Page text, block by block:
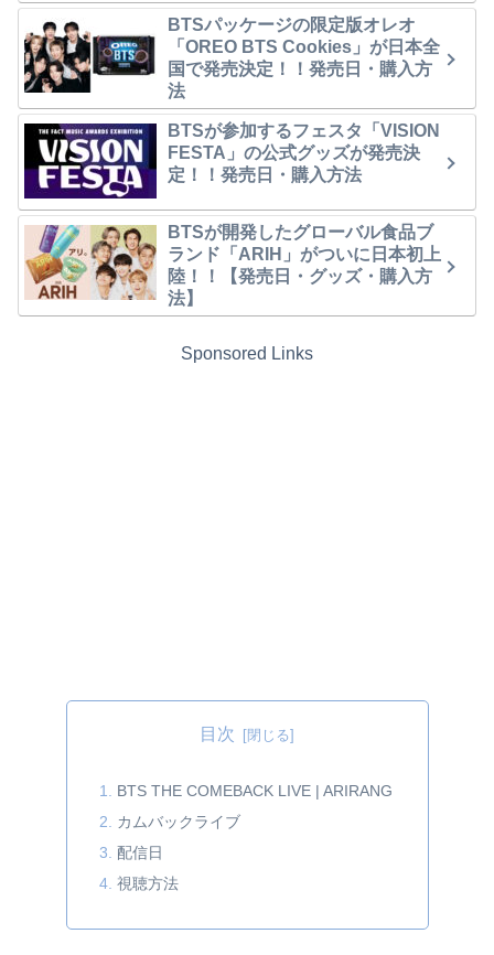
BTSパッケージの限定版オレオ
「OREO BTS Cookies」が日本全
国で発売決定！！発売日・購入方
法
BTSが参加するフェスタ「VISION
FESTA」の公式グッズが発売決
定！！発売日・購入方法
BTSが開発したグローバル食品ブ
ランド「ARIH」がついに日本初上
陸！！【発売日・グッズ・購入方
法】
Sponsored Links
目次
BTS THE COMEBACK LIVE | ARIRANG
カムバックライブ
配信日
視聴方法